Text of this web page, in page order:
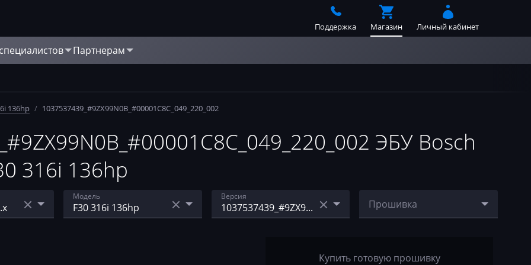
Поддержка Магазин Личный кабинет
Партнерам
136hp / 1037537439_#9ZX99N0B_#00001C8C_049_220_002
ЭБУ Bosch
316i 136hp
Модель Версия
Прошивка
stage1_E2.bin
Купить готовую прошивку